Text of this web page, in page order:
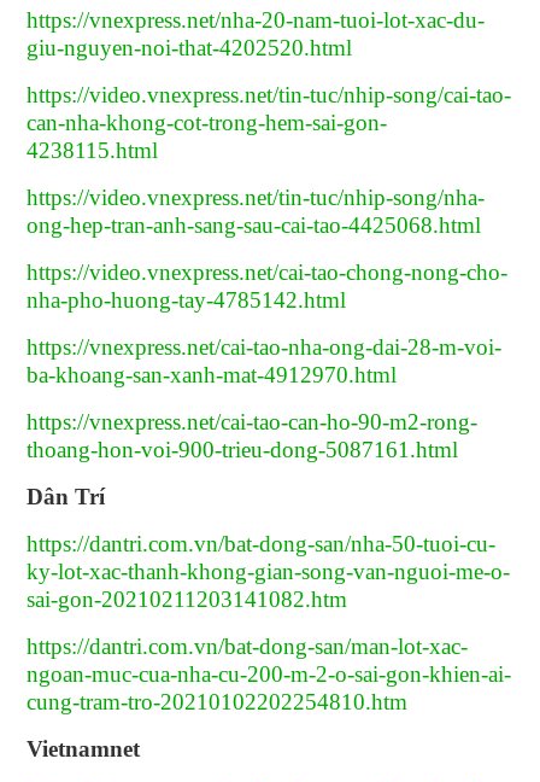
https://vnexpress.net/nha-20-nam-tuoi-lot-xac-du-
giu-nguyen-noi-that-4202520.html
https://video.vnexpress.net/tin-tuc/nhip-song/cai-tao-
can-nha-khong-cot-trong-hem-sai-gon-
4238115.html
https://video.vnexpress.net/tin-tuc/nhip-song/nha-
ong-hep-tran-anh-sang-sau-cai-tao-4425068.html
https://video.vnexpress.net/cai-tao-chong-nong-cho-
nha-pho-huong-tay-4785142.html
https://vnexpress.net/cai-tao-nha-ong-dai-28-m-voi-
ba-khoang-san-xanh-mat-4912970.html
https://vnexpress.net/cai-tao-can-ho-90-m2-rong-
thoang-hon-voi-900-trieu-dong-5087161.html
Dân Trí
https://dantri.com.vn/bat-dong-san/nha-50-tuoi-cu-
ky-lot-xac-thanh-khong-gian-song-van-nguoi-me-o-
sai-gon-20210211203141082.htm
https://dantri.com.vn/bat-dong-san/man-lot-xac-
ngoan-muc-cua-nha-cu-200-m-2-o-sai-gon-khien-ai-
cung-tram-tro-20210102202254810.htm
Vietnamnet